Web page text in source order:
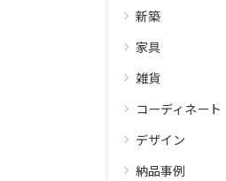
新築
家具
雑貨
コーディネート
デザイン
納品事例